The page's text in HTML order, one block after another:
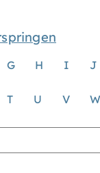
G H I J
T U V W